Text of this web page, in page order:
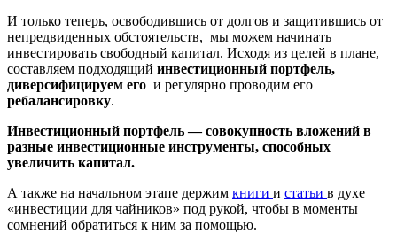
И только теперь, освободившись от долгов и защитившись от
непредвиденных обстоятельств, мы можем начинать
инвестировать свободный капитал. Исходя из целей в плане,
составляем подходящий инвестиционный портфель,
диверсифицируем его и регулярно проводим его
ребалансировку.
Инвестиционный портфель — совокупность вложений в
разные инвестиционные инструменты, способных
увеличить капитал.
А также на начальном этапе держим книги и статьи в духе
«инвестиции для чайников» под рукой, чтобы в моменты
сомнений обратиться к ним за помощью.